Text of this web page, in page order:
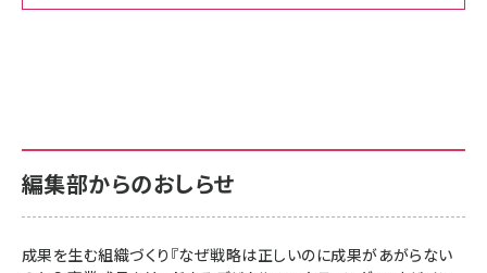
￥880
anan(アンアン)2026/06/24号 No.2500増刊
スペシャルエディション[王道エンタメの矜持／
￥1,100
サポート正規品 メーカー保証5年 KLMEA128G
NIMASO ガラスフィルム iPhone 17 用 保護フィ
すい ガイド枠付き いPhone17 (6.3インチ) 対応
2枚セット DSP25F1698
サポート正規品 メーカー保証5年 KLMEA128G
Amazon eギフトカード - Amazonロゴ - クラ
￥5,000
編集部からのおしらせ
成果を生む組織づくり『なぜ戦略は正しいのに成果があがらない